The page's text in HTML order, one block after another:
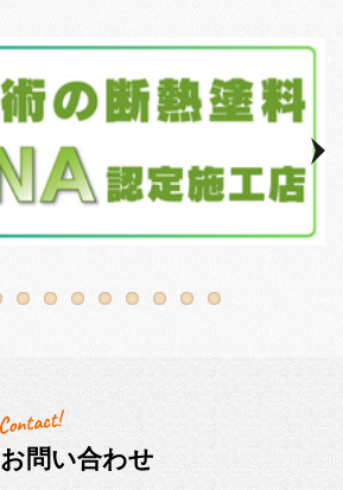
お問い合わせ